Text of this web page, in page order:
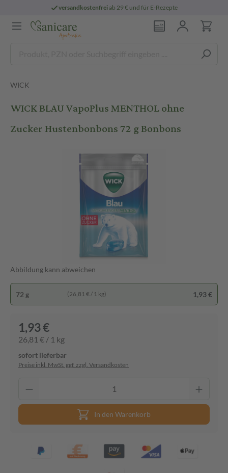
versandkostenfreiab 29 € und für E-Rezepte
WICK
WICK BLAU VapoPlus MENTHOL ohne
Zucker Hustenbonbons 72 g Bonbons
Abbildung kann abweichen
72 g (26,81 € / 1 kg) 1,93 €
1,93 €
26,81 € / 1 kg
sofort lieferbar
Preise inkl. MwSt. ggf. zzgl. Versandkosten
In den Warenkorb